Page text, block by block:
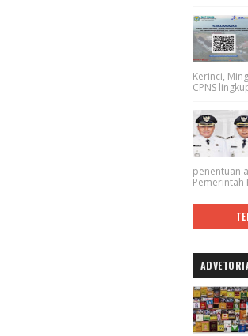
Kerinci,
CPNS
penentuan
Pemerintah